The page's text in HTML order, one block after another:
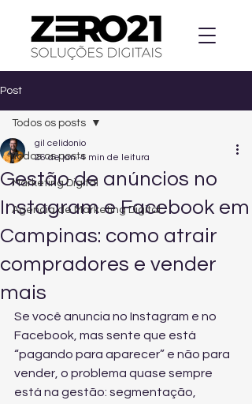
Post
Todos os posts
Marketing Digital
Agencia de Marketing Digital
Todos os posts
Gestão de anúncios no
Instagram e Facebook em
Campinas: como atrair
compradores e vender
mais
gil celidonio
26 de jan. 4 min de leitura
Se você anuncia no Instagram e no
Facebook, mas sente que está
“pagando para aparecer” e não para
vender, o problema quase sempre
está na gestão: segmentação,